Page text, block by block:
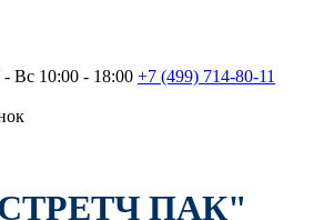
Вс 10:00 - 18:00 +7 (499) 714-80-11
ПАК"